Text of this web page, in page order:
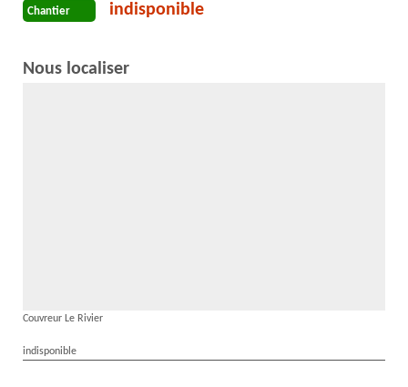
Chantier indisponible
Nous localiser
Couvreur Le Rivier
indisponible